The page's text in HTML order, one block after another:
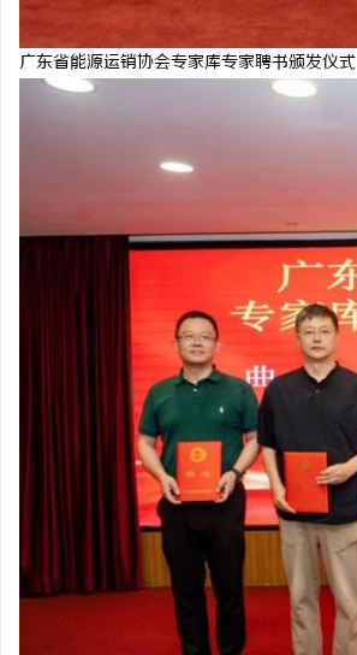
广东省能源运销协会专家库专家聘书颁发仪式